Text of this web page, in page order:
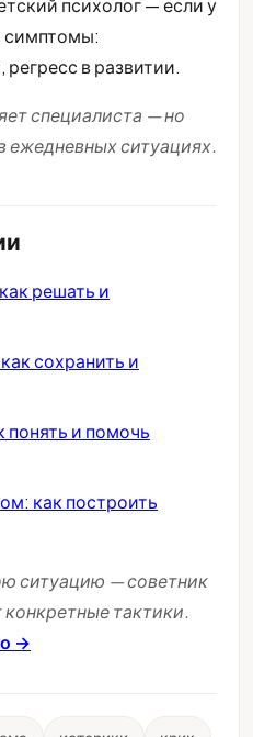
психолог — если у
симптомы:
в развитии.
специалиста — но
ежедневных ситуациях.
решать и
сохранить и
понять и помочь
как построить
ситуацию — советник
конкретные тактики.
→